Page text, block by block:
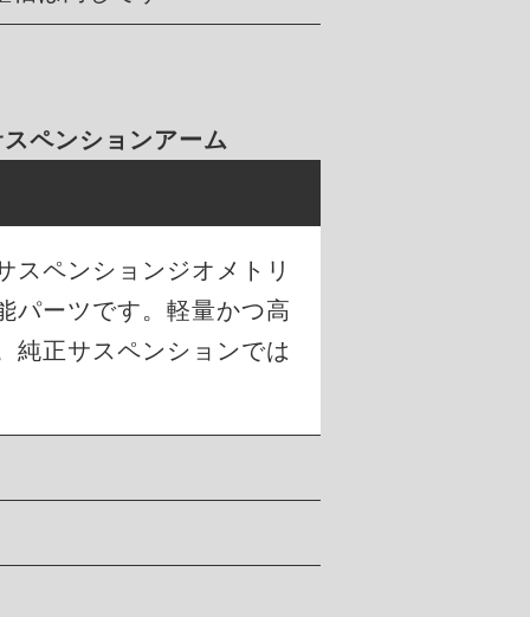
ペンションアーム
スペンションジオメトリ
パーツです。軽量かつ高
純正サスペンションでは